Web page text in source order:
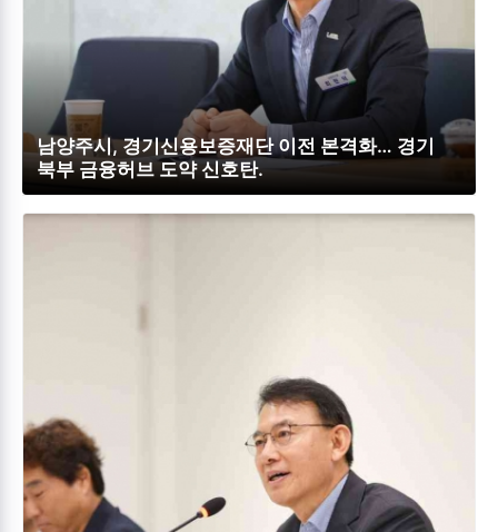
남양주시, 경기신용보증재단 이전 본격화… 경기
북부 금융허브 도약 신호탄.